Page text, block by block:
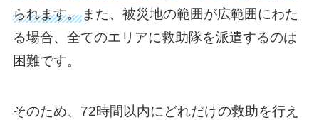
られます。また、被災地の範囲が広範囲にわた
る場合、全てのエリアに救助隊を派遣するのは
困難です。
そのため、72時間以内にどれだけの救助を行え